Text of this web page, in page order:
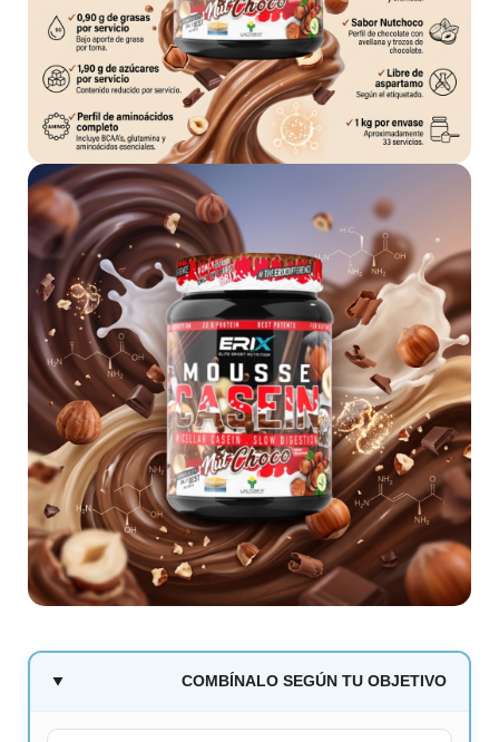
COMBÍNALO SEGÚN TU OBJETIVO